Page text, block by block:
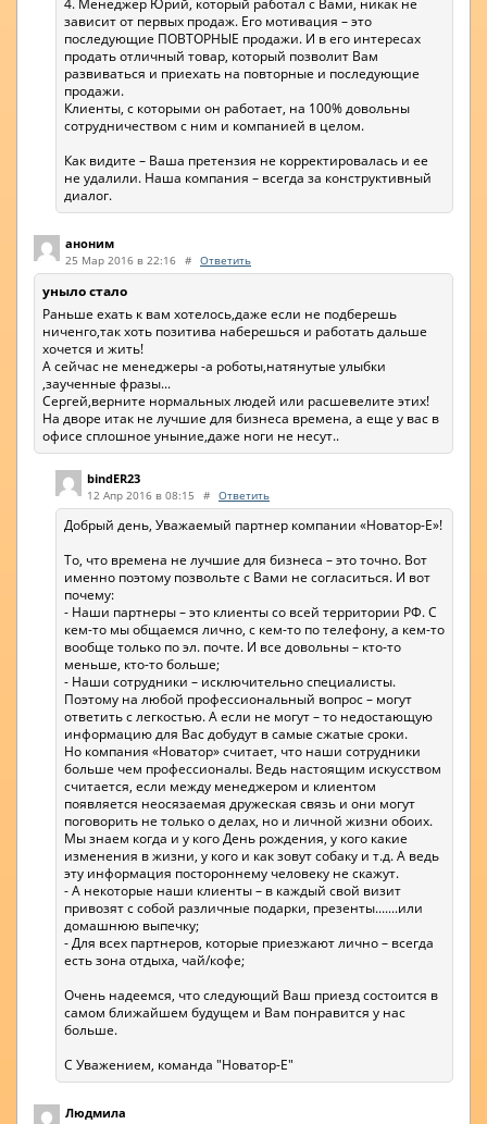
4. Менеджер Юрий, который работал с Вами, никак не
зависит от первых продаж. Его мотивация – это
последующие ПОВТОРНЫЕ продажи. И в его интересах
продать отличный товар, который позволит Вам
развиваться и приехать на повторные и последующие
продажи.
Клиенты, с которыми он работает, на 100% довольны
сотрудничеством с ним и компанией в целом.
Как видите – Ваша претензия не корректировалась и ее
не удалили. Наша компания – всегда за конструктивный
диалог.
аноним
25 Мар 2016 в 22:16 # Ответить
уныло стало
Раньше ехать к вам хотелось,даже если не подберешь
ниченго,так хоть позитива наберешься и работать дальше
хочется и жить!
А сейчас не менеджеры -а роботы,натянутые улыбки
,заученные фразы...
Сергей,верните нормальных людей или расшевелите этих!
На дворе итак не лучшие для бизнеса времена, а еще у вас в
офисе сплошное уныние,даже ноги не несут..
bindER23
12 Апр 2016 в 08:15 # Ответить
Добрый день, Уважаемый партнер компании «Новатор-Е»!
То, что времена не лучшие для бизнеса – это точно. Вот
именно поэтому позвольте с Вами не согласиться. И вот
почему:
- Наши партнеры – это клиенты со всей территории РФ. С
кем-то мы общаемся лично, с кем-то по телефону, а кем-то
вообще только по эл. почте. И все довольны – кто-то
меньше, кто-то больше;
- Наши сотрудники – исключительно специалисты.
Поэтому на любой профессиональный вопрос – могут
ответить с легкостью. А если не могут – то недостающую
информацию для Вас добудут в самые сжатые сроки.
Но компания «Новатор» считает, что наши сотрудники
больше чем профессионалы. Ведь настоящим искусством
считается, если между менеджером и клиентом
появляется неосязаемая дружеская связь и они могут
поговорить не только о делах, но и личной жизни обоих.
Мы знаем когда и у кого День рождения, у кого какие
изменения в жизни, у кого и как зовут собаку и т.д. А ведь
эту информация постороннему человеку не скажут.
- А некоторые наши клиенты – в каждый свой визит
привозят с собой различные подарки, презенты.......или
домашнюю выпечку;
- Для всех партнеров, которые приезжают лично – всегда
есть зона отдыха, чай/кофе;
Очень надеемся, что следующий Ваш приезд состоится в
самом ближайшем будущем и Вам понравится у нас
больше.
С Уважением, команда "Новатор-Е"
Людмила